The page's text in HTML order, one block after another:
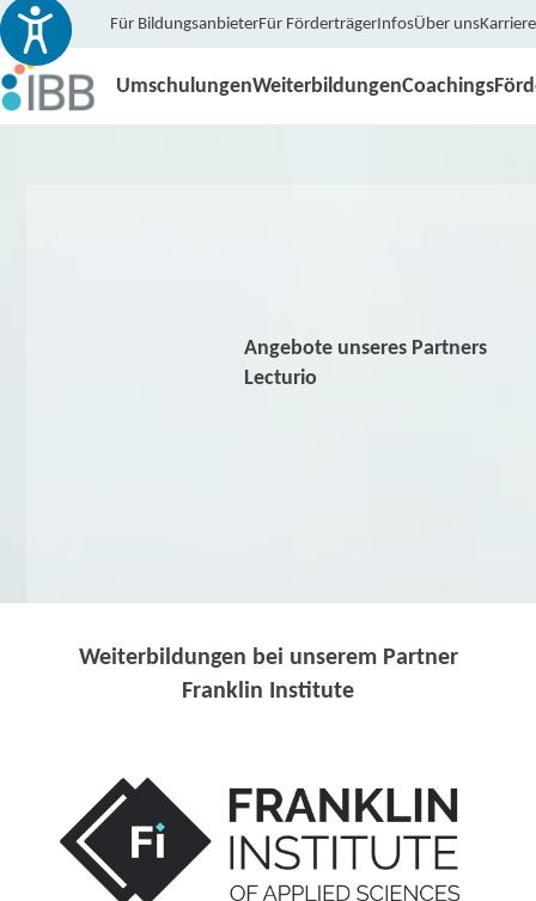
Für BildungsanbieterFür FörderträgerInfosÜber unsKarriere
UmschulungenWeiterbildungenCoachings
Angebote unseres Partners
Lecturio
Weiterbildungen bei unserem Partner
Franklin Institute